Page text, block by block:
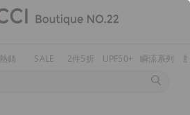
熱銷 SALE 2件5折 UPF50+ 瞬涼系列